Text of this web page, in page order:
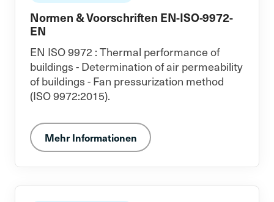
Normen & Voorschriften EN-ISO-9972-
EN
EN ISO 9972 : Thermal performance of
buildings - Determination of air permeability
of buildings - Fan pressurization method
(ISO 9972:2015).
Mehr Informationen